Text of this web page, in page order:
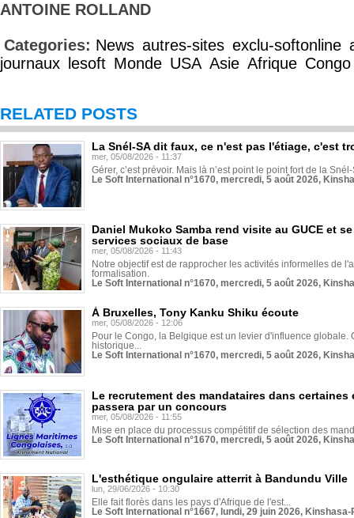
ANTOINE ROLLAND
Categories: News autres-sites exclu-softonline
journaux
lesoft Monde USA Asie Afrique Congo
RELATED POSTS
La Snél-SA dit faux, ce n'est pas l'étiage, c'est
mer, 05/08/2026 - 11:37
Gérer, c’est prévoir. Mais là n’est point le point fort de la
Le Soft International n°1670, mercredi, 5 août 2026,
Daniel Mukoko Samba rend visite au GUCE et
services sociaux de base
mer, 05/08/2026 - 11:43
Notre objectif est de rapprocher les activités informelles de
formalisation.
Le Soft International n°1670, mercredi, 5 août 2026,
À Bruxelles, Tony Kanku Shiku écoute
mer, 05/08/2026 - 12:06
Pour le Congo, la Belgique est un levier d'influence globale.
historique...
Le Soft International n°1670, mercredi, 5 août 2026,
Le recrutement des mandataires dans
passera par un concours
mer, 05/08/2026 - 11:55
Mise en place du processus compétitif de sélection des
Le Soft International n°1670, mercredi, 5 août 2026,
L'esthétique ongulaire atterrit à Bandundu Ville
lun, 29/06/2026 - 10:30
Elle fait florès dans les pays d'Afrique de l'est...
Le Soft International n°1667, lundi, 29 juin 2026,